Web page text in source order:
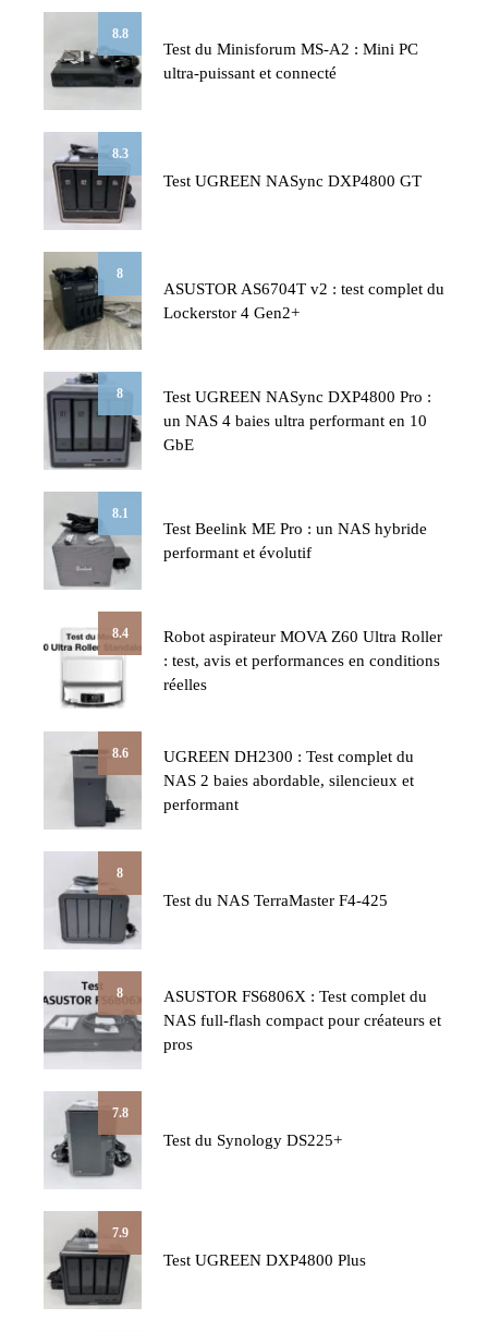
8.8
Test du Minisforum MS-A2 : Mini PC
ultra-puissant et connecté
8.3
Test UGREEN NASync DXP4800 GT
8
ASUSTOR AS6704T v2 : test complet du
Lockerstor 4 Gen2+
8
Test UGREEN NASync DXP4800 Pro :
un NAS 4 baies ultra performant en 10
GbE
8.1
Test Beelink ME Pro : un NAS hybride
performant et évolutif
8.4
Robot aspirateur MOVA Z60 Ultra Roller
: test, avis et performances en conditions
réelles
8.6
UGREEN DH2300 : Test complet du
NAS 2 baies abordable, silencieux et
performant
8
Test du NAS TerraMaster F4-425
8
ASUSTOR FS6806X : Test complet du
NAS full-flash compact pour créateurs et
pros
7.8
Test du Synology DS225+
7.9
Test UGREEN DXP4800 Plus